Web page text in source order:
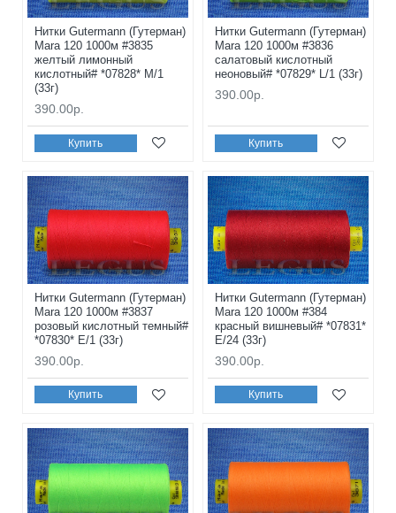
Нитки Gutermann (Гутерман)
Mara 120 1000м #3835
желтый лимонный
кислотный# *07828* M/1
(33г)
390.00р.
Купить
Нитки Gutermann (Гутерман)
Mara 120 1000м #3836
салатовый кислотный
неоновый# *07829* L/1 (33г)
390.00р.
Купить
Нитки Gutermann (Гутерман)
Mara 120 1000м #3837
розовый кислотный темный#
*07830* E/1 (33г)
390.00р.
Купить
Нитки Gutermann (Гутерман)
Mara 120 1000м #384
красный вишневый# *07831*
E/24 (33г)
390.00р.
Купить